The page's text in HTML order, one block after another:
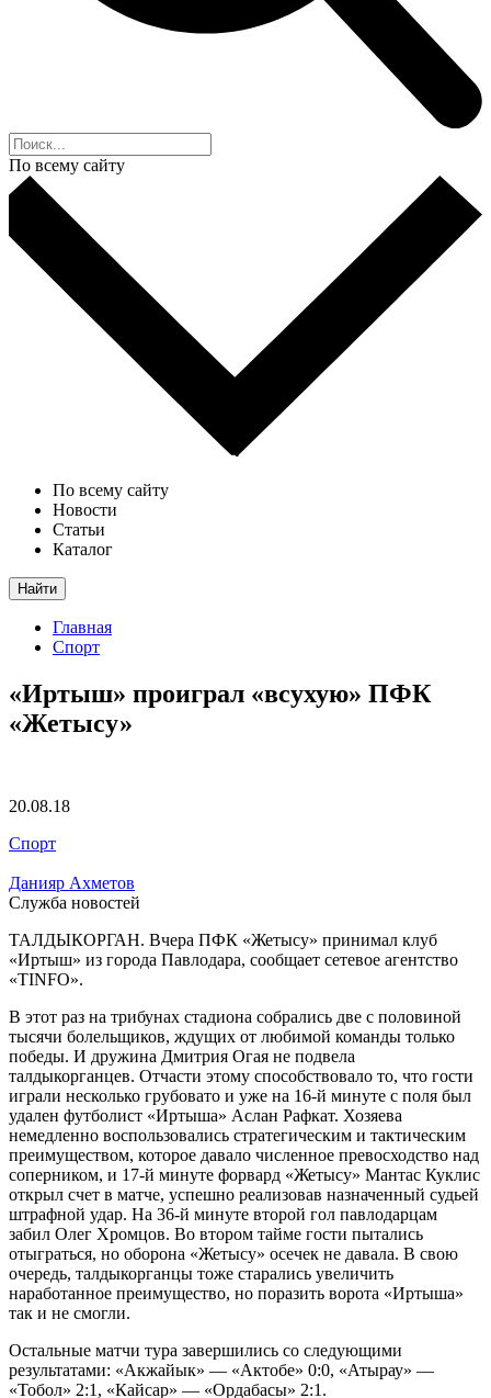
По всему сайту
По всему сайту
Новости
Статьи
Каталог
Найти
Главная
Спорт
«Иртыш» проиграл «всухую» ПФК
«Жетысу»
20.08.18
Спорт
Данияр Ахметов
Служба новостей
ТАЛДЫКОРГАН. Вчера ПФК «Жетысу» принимал клуб
«Иртыш» из города Павлодара, сообщает сетевое агентство
«TINFO».
В этот раз на трибунах стадиона собрались две с половиной
тысячи болельщиков, ждущих от любимой команды только
победы. И дружина Дмитрия Огая не подвела
талдыкорганцев. Отчасти этому способствовало то, что гости
играли несколько грубовато и уже на 16-й минуте с поля был
удален футболист «Иртыша» Аслан Рафкат. Хозяева
немедленно воспользовались стратегическим и тактическим
преимуществом, которое давало численное превосходство над
соперником, и 17-й минуте форвард «Жетысу» Мантас Куклис
открыл счет в матче, успешно реализовав назначенный судьей
штрафной удар. На 36-й минуте второй гол павлодарцам
забил Олег Хромцов. Во втором тайме гости пытались
отыграться, но оборона «Жетысу» осечек не давала. В свою
очередь, талдыкорганцы тоже старались увеличить
наработанное преимущество, но поразить ворота «Иртыша»
так и не смогли.
Остальные матчи тура завершились со следующими
результатами: «Акжайык» — «Актобе» 0:0, «Атырау» —
«Тобол» 2:1, «Кайсар» — «Ордабасы» 2:1.